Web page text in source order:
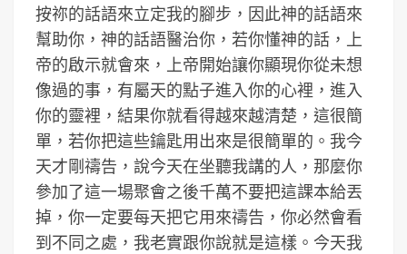
按祢的話語來立定我的腳步，因此神的話語來
幫助你，神的話語醫治你，若你懂神的話，上
帝的啟示就會來，上帝開始讓你顯現你從未想
像過的事，有屬天的點子進入你的心裡，進入
你的靈裡，結果你就看得越來越清楚，這很簡
單，若你把這些鑰匙用出來是很簡單的。我今
天才剛禱告，說今天在坐聽我講的人，那麼你
參加了這一場聚會之後千萬不要把這課本給丟
掉，你一定要每天把它用來禱告，你必然會看
到不同之處，我老實跟你說就是這樣。今天我